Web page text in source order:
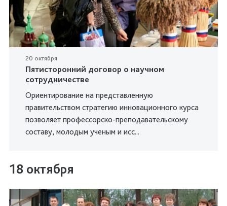
20 октября
Пятисторонний договор о научном
сотрудничестве
Ориентирование на представленную
правительством стратегию инновационного курса
позволяет профессорско-преподавательскому
составу, молодым ученым и исс...
18 октября